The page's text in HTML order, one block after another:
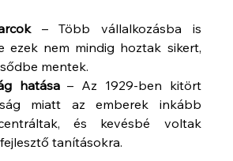
– Több vállalkozásba is
ezek nem mindig hoztak sikert,
mentek.
hatása – Az 1929-ben kitört
miatt az emberek inkább
és kevésbé voltak
tanításokra.